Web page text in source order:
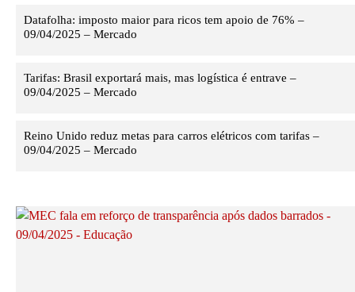
Datafolha: imposto maior para ricos tem apoio de 76% –
09/04/2025 – Mercado
Tarifas: Brasil exportará mais, mas logística é entrave –
09/04/2025 – Mercado
Reino Unido reduz metas para carros elétricos com tarifas –
09/04/2025 – Mercado